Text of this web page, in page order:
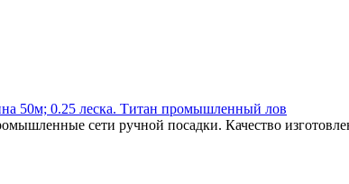
50м; 0.25 леска. Титан промышленный лов
сети ручной посадки. Качество